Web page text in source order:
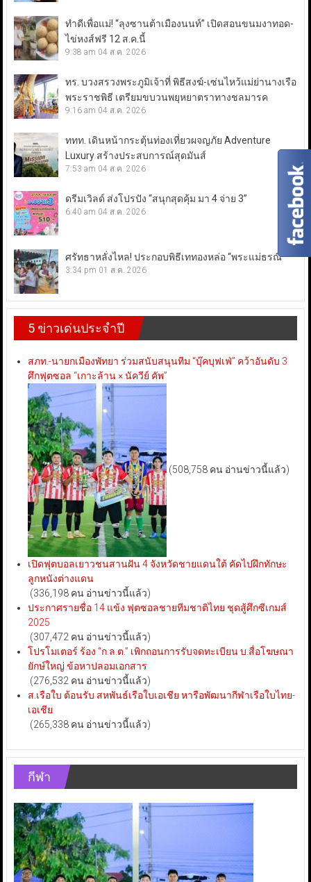
ทำดีเพื่อแม่! “ลุงซานต้าเมืองนนท์” เปิดสอนขนมงาทอด-
ไข่หงส์ฟรี 12 ส.ค.นี้
9:38 am 04 ส.ค. 2026
ทร. บวงสรวงพระภูมิเจ้าที่ พิธีสงฆ์-เซ่นไหว้แม่ย่านางเรือ
พระราชพิธี เตรียมขบวนพยุหยาตราทางชลมารค
9:16 am 04 ส.ค. 2026
ททท. เดินหน้ากระตุ้นท่องเที่ยวผจญภัย Adventure
Luxury สร้างประสบการณ์สุดมันส์
7:53 am 04 ส.ค. 2026
ดรีมเวิลด์ ส่งโปรปัง “สนุกสุดคุ้ม มา 4 จ่าย 3”
6:40 am 04 ส.ค. 2026
ศรัทธาหลั่งไหล! ประกอบพิธีเททองหล่อ “พระแม่ธรณี”
3:34 pm 01 ส.ค. 2026
5 ข่าวเด่นประจำปี
สภท.-นายกเมืองพัทยา ร่วมสนับสนุนทีม “บุ๊คบุฟเฟ่” คว้าอันดับ 3
ศึกฟุตซอล “เกาะล้าน × นัควีย์ คัพ”
(508,758 คน อ่านข่าวนี้แล้ว)
เปิดฟุตบอลเยาวชนสานฝัน 4 จังหวัดชายแดนใต้ คัดไปฝึกทักษะ
ลูกหนังต่างแดน
(336,198 คน อ่านข่าวนี้แล้ว)
ประกาศรายชื่อ 14 แข้ง ฟุตซอลชายทีมชาติไทย ชุดสู้ศึกซีเกมส์
2025
(307,472 คน อ่านข่าวนี้แล้ว)
โปรโมเตอร์ ร้อง “ก.ล.ต.” เพิกถอนการรับจดทะเบียน บ.สื่อโฆษณา
ยักษ์ใหญ่ ข้อหาปลอมเอกสาร
(276,532 คน อ่านข่าวนี้แล้ว)
ส.เรือใบ ต้อนรับ สหพันธ์เรือใบเอเชีย หารือพัฒนากีฬาเรือใบไทย-
เอเชีย
(265,338 คน อ่านข่าวนี้แล้ว)
กีฬา